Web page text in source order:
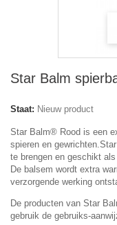
Star Balm
Staat: Nieuw product
Star Balm® Rood is een
spieren en
te brengen en geschikt
De balsem wordt extra
verzorgende werking
De producten van Star
gebruik de gebruiks-